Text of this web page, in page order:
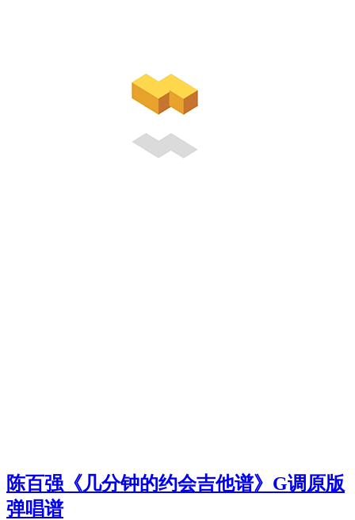
陈百强《几分钟的约会吉他谱》G调原版
弹唱谱